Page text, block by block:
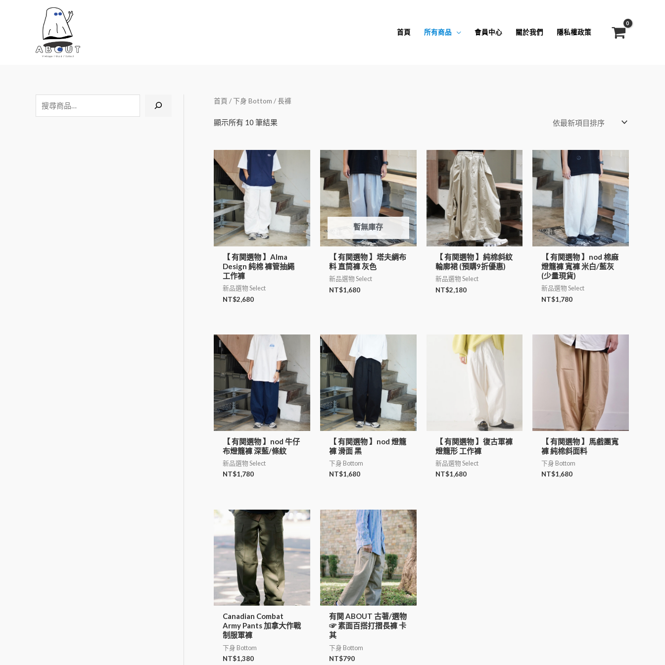
首頁 所有商品 會員中心 關於我們 隱私權政策
搜
尋
首頁 /下身 Bottom / 長褲
顯示所有 10 筆結果
依
最
目
【 有関選物 】Alma
Design 純棉 褲管抽繩
工作褲
新品選物 Select
NT$2,680
暫無庫存
【 有関選物 】塔夫綢布
料 直筒褲 灰色
新品選物 Select
NT$1,680
【 有関選物 】純棉斜紋
輪廓裙 (預購9折優惠)
新品選物 Select
NT$2,180
【 有関選物 】nod 棉麻
燈籠褲 寬褲 米白/藍灰
(少量現貨)
新品選物 Select
NT$1,780
【 有関選物 】nod 牛仔
布燈籠褲 深藍/條紋
新品選物 Select
NT$1,780
【 有関選物 】nod 燈籠
褲 滑面 黑
下身 Bottom
NT$1,680
【 有関選物 】復古軍褲
燈籠形 工作褲
新品選物 Select
NT$1,680
【 有関選物 】馬戲團寬
褲 純棉斜面料
下身 Bottom
NT$1,680
Canadian Combat
Army Pants 加拿大作戰
制服軍褲
下身 Bottom
NT$1,380
有関 ABOUT 古著/選物
☞ 素面百搭打摺長褲 卡
其
下身 Bottom
NT$790